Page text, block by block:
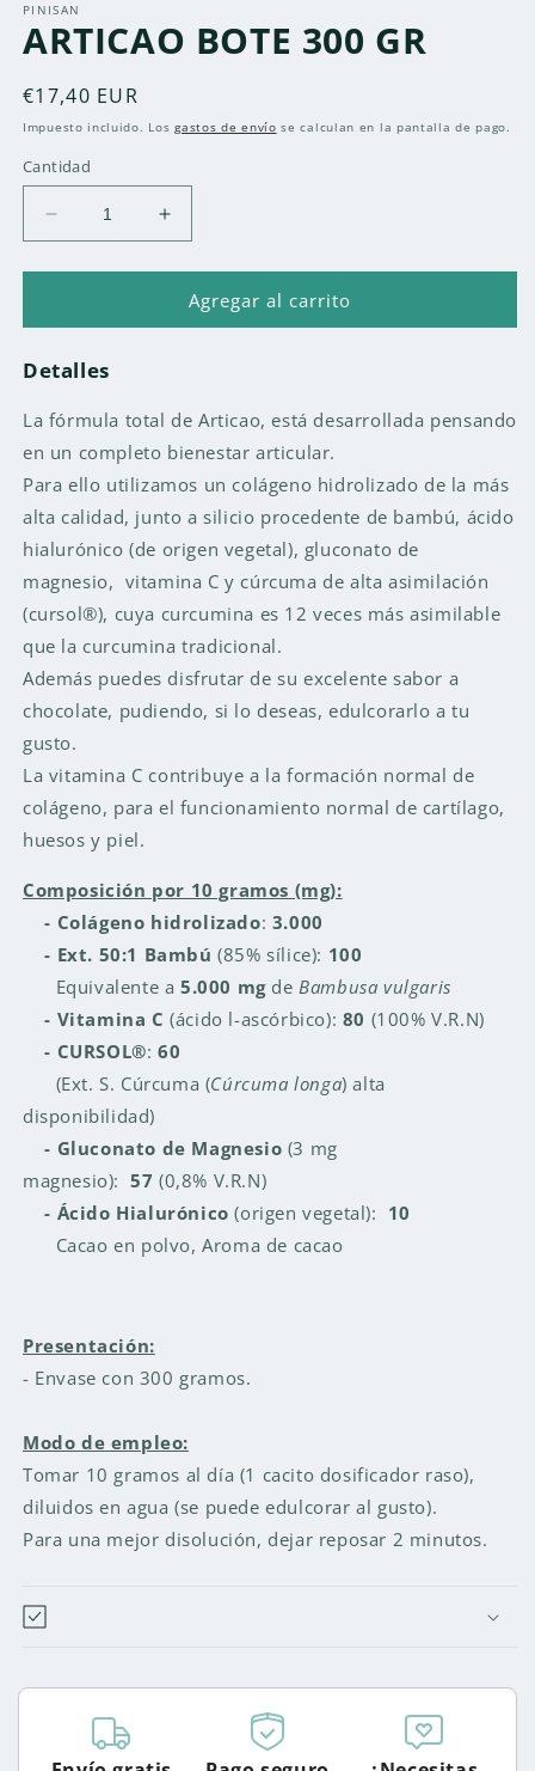
multimedia
1
en
modal
PINISAN
ARTICAO BOTE 300 GR
Precio
habitual
€17,40 EUR
Impuesto incluido. Losgastos de envío se calculan en la pantalla de pago.
Cantidad
Reducir
cantidad
para
BOTE
GR
Aumentar
cantidad
para
ARTICAO
BOTE
Agregar al carrito
Detalles
La fórmula total de Articao, está desarrollada pensando
en un completo bienestar articular.
Para ello utilizamos un colágeno hidrolizado de la más
alta calidad, junto a silicio procedente de bambú, ácido
hialurónico (de origen vegetal), gluconato de
magnesio, vitamina C y cúrcuma de alta asimilación
(cursol®), cuya curcumina es 12 veces más asimilable
que la curcumina tradicional.
Además puedes disfrutar de su excelente sabor a
chocolate, pudiendo, si lo deseas, edulcorarlo a tu
gusto.
La vitamina C contribuye a la formación normal de
colágeno, para el funcionamiento normal de cartílago,
huesos y piel.
Composición por 10 gramos (mg):
- Colágeno hidrolizado: 3.000
- Ext. 50:1 Bambú(85% sílice): 100
Equivalente a 5.000 mg de Bambusa vulgaris
- Vitamina C(ácido l-ascórbico): 80 (100% V.R.N)
- CURSOL®:60
(Ext. S. Cúrcuma (Cúrcuma longa) alta
disponibilidad)
- Gluconato de Magnesio (3 mg
magnesio):57(0,8% V.R.N)
- Ácido Hialurónico(origen vegetal): 10
Cacao en polvo, Aroma de cacao
Presentación:
- Envase con 300 gramos.
Modo de empleo:
Tomar 10 gramos al día (1 cacito dosificador raso),
diluidos en agua (se puede edulcorar al gusto).
Para una mejor disolución, dejar reposar 2 minutos.